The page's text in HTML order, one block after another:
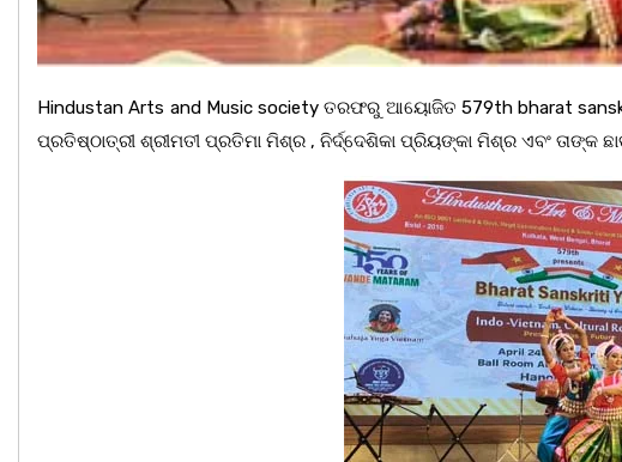
Hindustan Arts and Music society ତରଫରୁ ଆୟୋଜିତ 579th bharat
ପ୍ରତିଷ୍ଠାତ୍ରୀ ଶ୍ରୀମତୀ ପ୍ରତିମା ମିଶ୍ର , ନିର୍ଦ୍ଦେଶିକା ପ୍ରିୟଙ୍କା ମିଶ୍ର ଏବଂ ତାଙ୍କ